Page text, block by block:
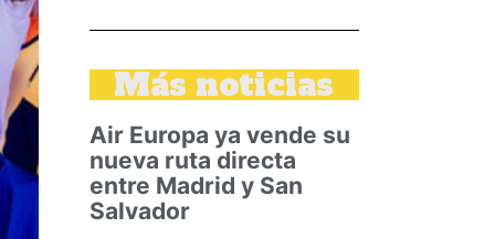
Más noticias
Air Europa ya vende su
nueva ruta directa
entre Madrid y San
Salvador